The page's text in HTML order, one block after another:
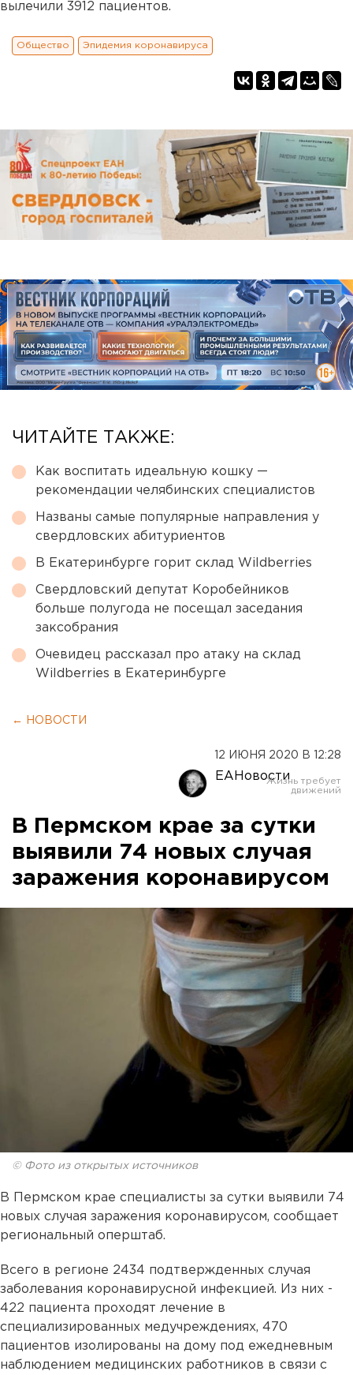
вылечили 3912 пациентов.
Общество Эпидемия коронавируса
ЧИТАЙТЕ ТАКЖЕ:
Как воспитать идеальную кошку —
рекомендации челябинских специалистов
Названы самые популярные направления у
свердловских абитуриентов
В Екатеринбурге горит склад Wildberries
Свердловский депутат Коробейников
больше полугода не посещал заседания
заксобрания
Очевидец рассказал про атаку на склад
Wildberries в Екатеринбурге
← НОВОСТИ
12 ИЮНЯ 2020 В 12:28
ЕАНовости
В Пермском крае за сутки
выявили 74 новых случая
заражения коронавирусом
© Фото из открытых источников
В Пермском крае специалисты за сутки выявили 74
новых случая заражения коронавирусом, сообщает
региональный оперштаб.
Всего в регионе 2434 подтвержденных случая
заболевания коронавирусной инфекцией. Из них -
422 пациента проходят лечение в
специализированных медучреждениях, 470
пациентов изолированы на дому под ежедневным
наблюдением медицинских работников в связи с